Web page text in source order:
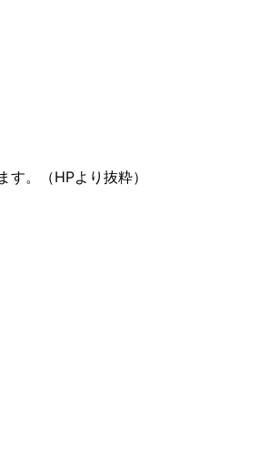
。（HPより抜粋）